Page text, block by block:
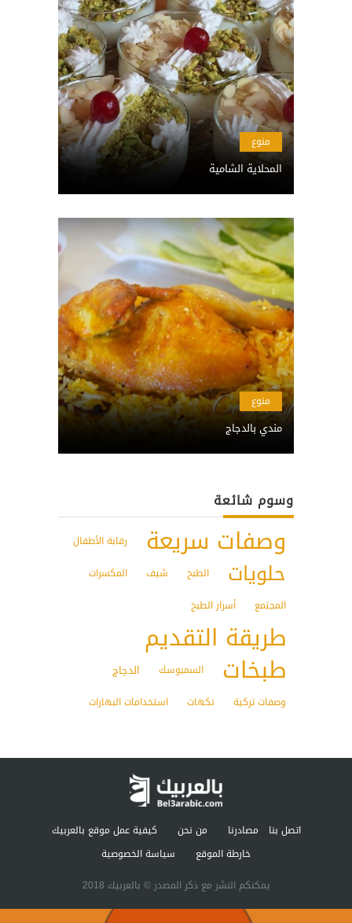
منوع
المحلاية الشامية
منوع
مندي بالدجاج
وسوم شائعة
وصفات سريعة رقابة الأطفال
حلويات الطبخ شيف
المكسرات
المجتمع
أسرار الطبخ
طريقة التقديم
طبخات السمبوسك الدجاج
وصفات تركية نكهات استخدامات البهارات
اتصل بنا مصادرنا من نحن
كيفية عمل موقع بالعربيك
خارطة الموقع
سياسة الخصوصية
يمكنكم النشر مع ذكر المصدر © بالعربيك 2018